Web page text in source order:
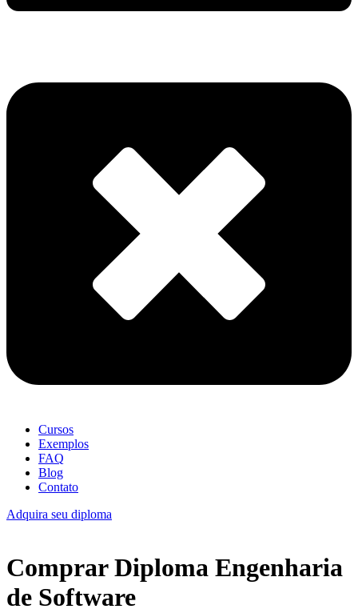
Cursos
Exemplos
FAQ
Blog
Contato
Adquira seu diploma
Comprar Diploma Engenharia
de Software